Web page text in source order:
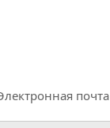
почта